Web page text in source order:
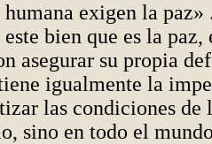
exigen la paz»
bien que es la paz,
asegurar su propia
igualmente la
las condiciones de
sino en todo el